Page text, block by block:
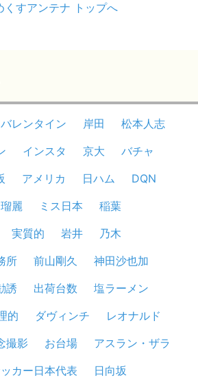
くすアンテナ トップへ
バレンタイン 岸田
松本人志
インスタ 京大
バチャ
アメリカ 日ハム
DQN
麗 ミス日本
稲葉
実質的 岩井
乃木
所 前山剛久
神田沙也加
誘 出荷台数
塩ラーメン
的 ダヴィンチ
レオナルド
撮影 お台場
アスラン・ザラ
カー日本代表
日向坂